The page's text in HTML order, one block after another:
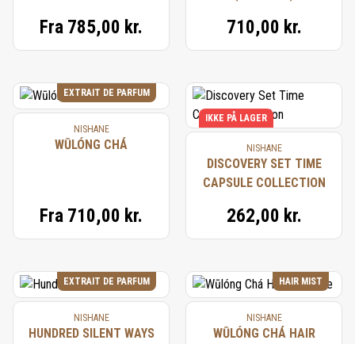
Fra 785,00 kr. 710,00 kr.
EXTRAIT DE PARFUM
NISHANE
WŪLÓNG CHÁ
Fra 710,00 kr.
IKKE PÅ LAGER
NISHANE
DISCOVERY SET TIME
CAPSULE COLLECTION
262,00 kr.
EXTRAIT DE PARFUM
NISHANE
HUNDRED SILENT WAYS
HAIR MIST
NISHANE
WŪLÓNG CHÁ HAIR